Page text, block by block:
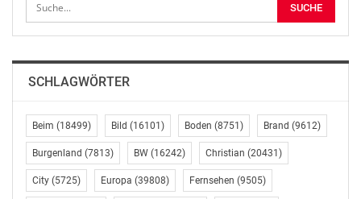
Pressekonferenz eingeladen:
Mit:
Hannes Ziselsberger, Caritas Direktor Diözese St. Pölten
Christiane Teschl-Hofmeister, Landesrätin Bildung,
Familien und
Soziales
SCHLAGWÖRTER
Beim (18499) Bild (16101) Boden (8751) Brand (9612)
Burgenland (7813) BW (16242) Christian (20431)
City (5725) Europa (39808) Fernsehen (9505)